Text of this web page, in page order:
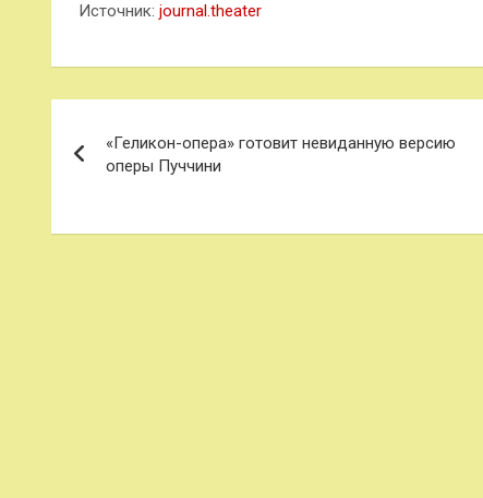
Источник: journal.theater
по
«Геликон-опера» готовит невиданную версию
оперы Пуччини